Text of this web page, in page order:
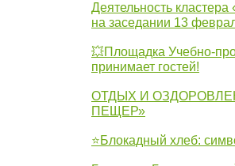
Деятельность
на заседании 13
💥Площадка Учебно-
принимает гостей!
ОТДЫХ И
ПЕЩЕР»
⭐Блокадный хлеб: